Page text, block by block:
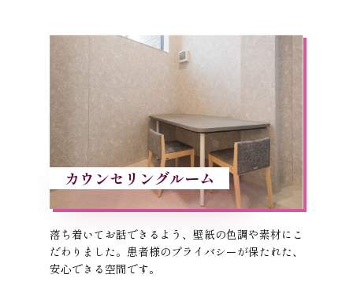
カウンセリングルーム
落ち着いてお話できるよう、壁紙の色調や素材にこ
だわりました。患者様のプライバシーが保たれた、
安心できる空間です。